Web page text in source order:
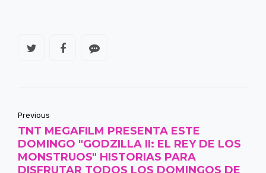
Previous
TNT MEGAFILM PRESENTA ESTE
DOMINGO "GODZILLA II: EL REY DE LOS
MONSTRUOS" HISTORIAS PARA
DISFRUTAR TODOS LOS DOMINGOS DE